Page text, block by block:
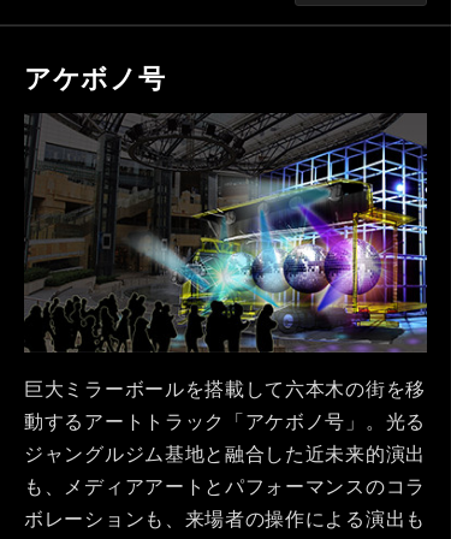
アケボノ号
巨大ミラーボールを搭載して六本木の街を移
動するアートトラック「アケボノ号」。光る
ジャングルジム基地と融合した近未来的演出
も、メディアアートとパフォーマンスのコラ
ボレーションも、来場者の操作による演出も